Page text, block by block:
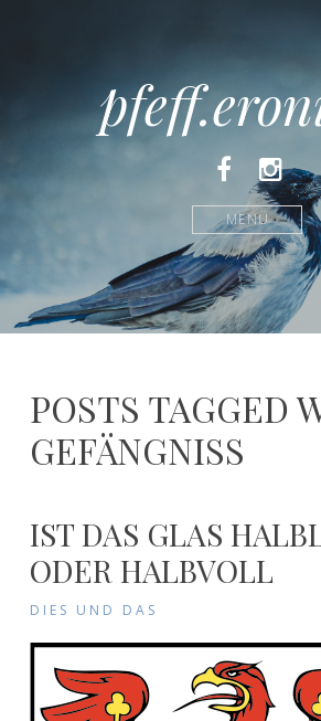
Facebook
MENÜ
POSTS TAGGED
GEFÄNGNISS
IST DAS GLAS
ODER HALBVOLL
DIES UND DAS